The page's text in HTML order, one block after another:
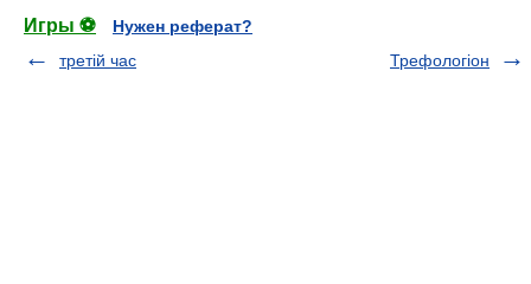
Игры ⚽
Нужен реферат?
третій час
Трефологіон